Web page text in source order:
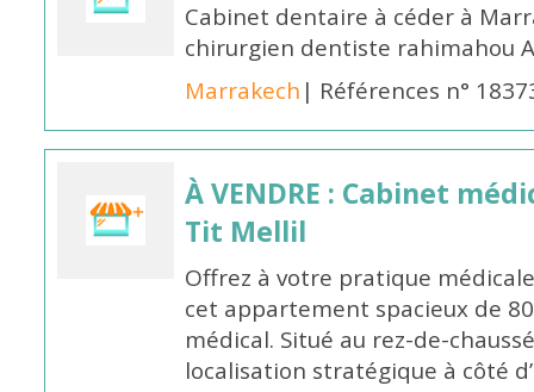
Cabinet dentaire à céder à
chirurgien dentiste rahimahou
Marrakech | Références n°
À VENDRE : Cabinet
Tit Mellil
Offrez à votre pratique
cet appartement spacieux de
médical. Situé au rez-de-
localisation stratégique à côté